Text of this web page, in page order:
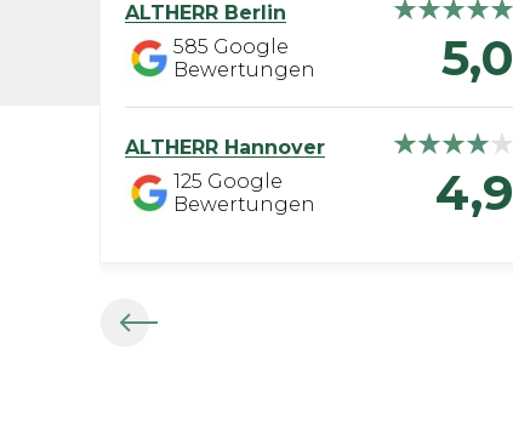
ALTHERR Berlin
585 Google
Bewertungen
5,0
ALTHERR Hannover
125 Google
Bewertungen
4,9